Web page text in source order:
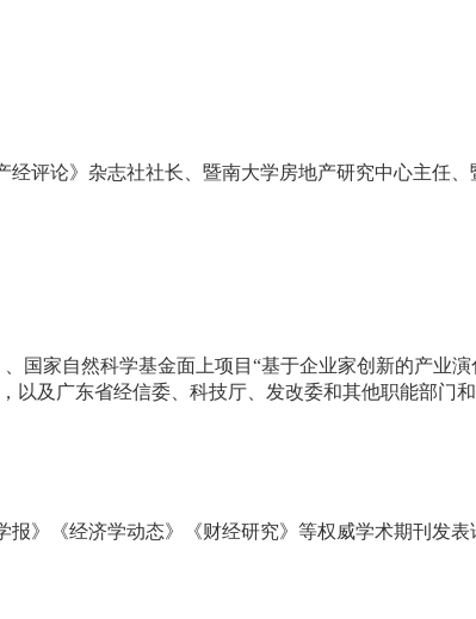
评论》杂志社社长、暨南大学房地产研究中心主任、
、国家自然科学基金面上项目 “基于企业家创新的产业演
，以及广东省经信委、科技厅、发改委和其他职能部门
》《经济学动态》《财经研究》等权威学术期刊发表